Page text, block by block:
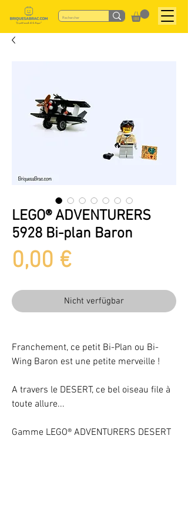
LEGO® ADVENTURERS
5928 Bi-plan Baron
0,00 €Preis
Nicht verfügbar
Franchement, ce petit Bi-Plan ou Bi-
Wing Baron est une petite merveille !
A travers le DESERT, ce bel oiseau file à
toute allure...
Gamme LEGO® ADVENTURERS DESERT